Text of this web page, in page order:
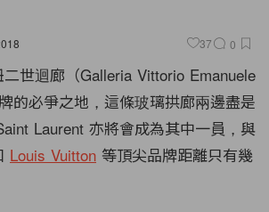
37 0
世迴廊（Galleria Vittorio Emanuele
的必爭之地，這條玻璃拱廊兩邊盡是
Laurent 亦將會成為其中一員，與
Louis Vuitton 等頂尖品牌距離只有幾